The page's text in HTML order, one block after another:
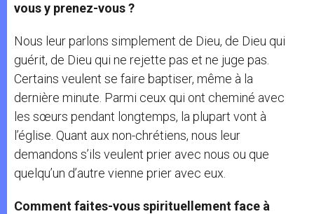
vous y prenez-vous ?
Nous leur parlons simplement de Dieu, de Dieu qui
guérit, de Dieu qui ne rejette pas et ne juge pas.
Certains veulent se faire baptiser, même à la
dernière minute. Parmi ceux qui ont cheminé avec
les sœurs pendant longtemps, la plupart vont à
l’église. Quant aux non-chrétiens, nous leur
demandons s’ils veulent prier avec nous ou que
quelqu’un d’autre vienne prier avec eux.
Comment faites-vous spirituellement face à